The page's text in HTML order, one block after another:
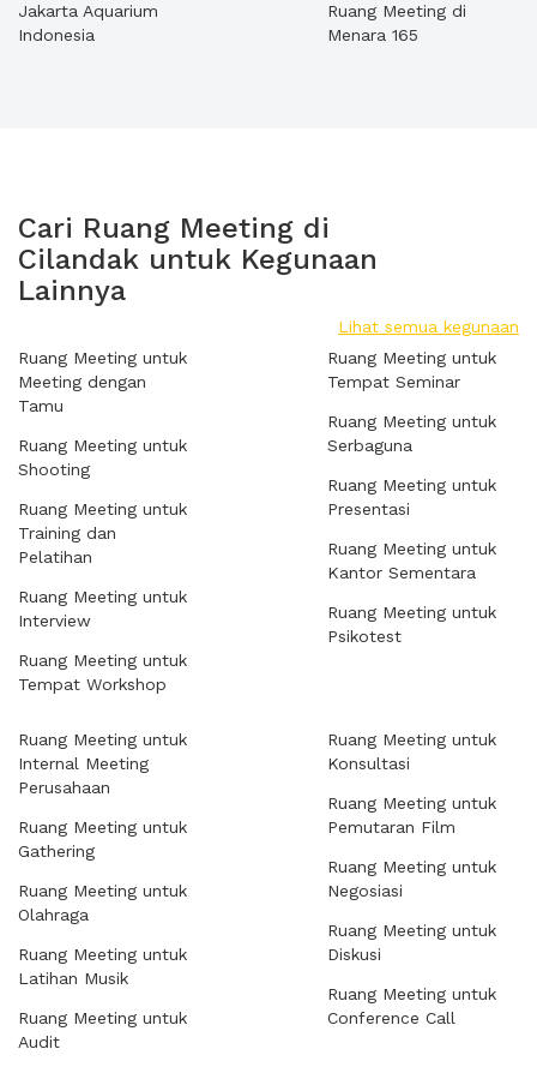
Jakarta Aquarium
Indonesia
Ruang Meeting di
Menara 165
Cari Ruang Meeting di
Cilandak untuk Kegunaan
Lainnya
Lihat semua kegunaan
Ruang Meeting untuk
Meeting dengan
Tamu
Ruang Meeting untuk
Shooting
Ruang Meeting untuk
Training dan
Pelatihan
Ruang Meeting untuk
Interview
Ruang Meeting untuk
Tempat Workshop
Ruang Meeting untuk
Tempat Seminar
Ruang Meeting untuk
Serbaguna
Ruang Meeting untuk
Presentasi
Ruang Meeting untuk
Kantor Sementara
Ruang Meeting untuk
Psikotest
Ruang Meeting untuk
Internal Meeting
Perusahaan
Ruang Meeting untuk
Gathering
Ruang Meeting untuk
Olahraga
Ruang Meeting untuk
Latihan Musik
Ruang Meeting untuk
Audit
Ruang Meeting untuk
Konsultasi
Ruang Meeting untuk
Pemutaran Film
Ruang Meeting untuk
Negosiasi
Ruang Meeting untuk
Diskusi
Ruang Meeting untuk
Conference Call